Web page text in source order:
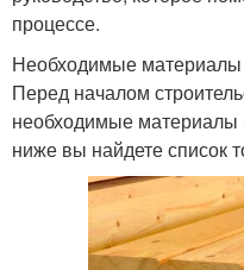
процессе.
Необходимые материалы
Перед началом
необходимые материалы
ниже вы найдете список